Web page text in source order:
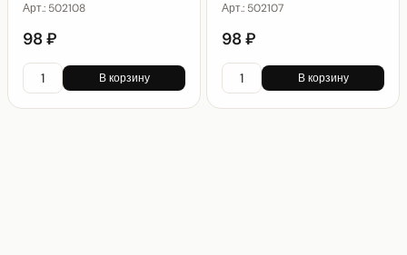
Арт.: 502108
98 ₽
В корзину
Арт.: 502107
98 ₽
В корзину